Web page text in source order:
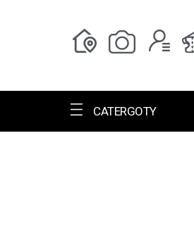
CATERGOTY